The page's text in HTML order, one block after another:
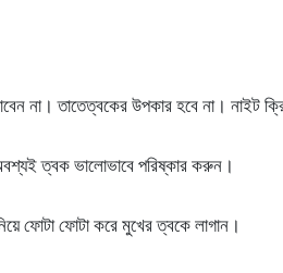
না। তাতেত্বকের উপকার হবে না। নাইট
ত্বক ভালোভাবে পরিষ্কার করুন।
ফোটা ফোটা করে মুখের ত্বকে লাগান।